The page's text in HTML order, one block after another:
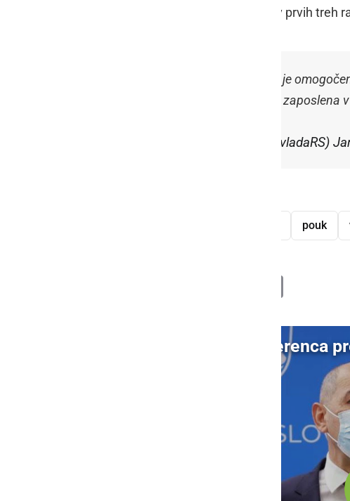
podaljšuje izvajanje dela v vrtcih in v prvih treh
: V t.i. črnih regijah je
starša ali starš samohranilec sta zaposlena
— Vlada Republike Slovenije (@vladaRS)
pouk
PrintFriendly
Video: Novinarska konferenca